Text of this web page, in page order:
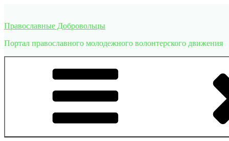
содержимому
Православные Добровольцы
Портал православного молодежного волонтерского движения